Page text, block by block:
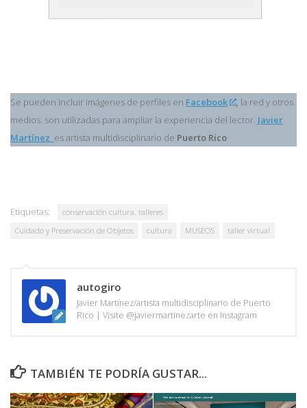
Se pueden incluir imágenes de perfiles en Facebook , la red y otros
medios. son utilizadas para ampliar la experiencia del lector. Javier
Martínez es artista multidisciplinario de Puerto Rico
Etiquetas:
conservación cultura. talleres
Cuidado y Preservación de Objetos
cultura MUSEOS taller virtual
autogiro
Javier Martínez/artista multidisciplinario de Puerto
Rico | Visite @javiermartinezarte en Instagram
TAMBIÉN TE PODRÍA GUSTAR...